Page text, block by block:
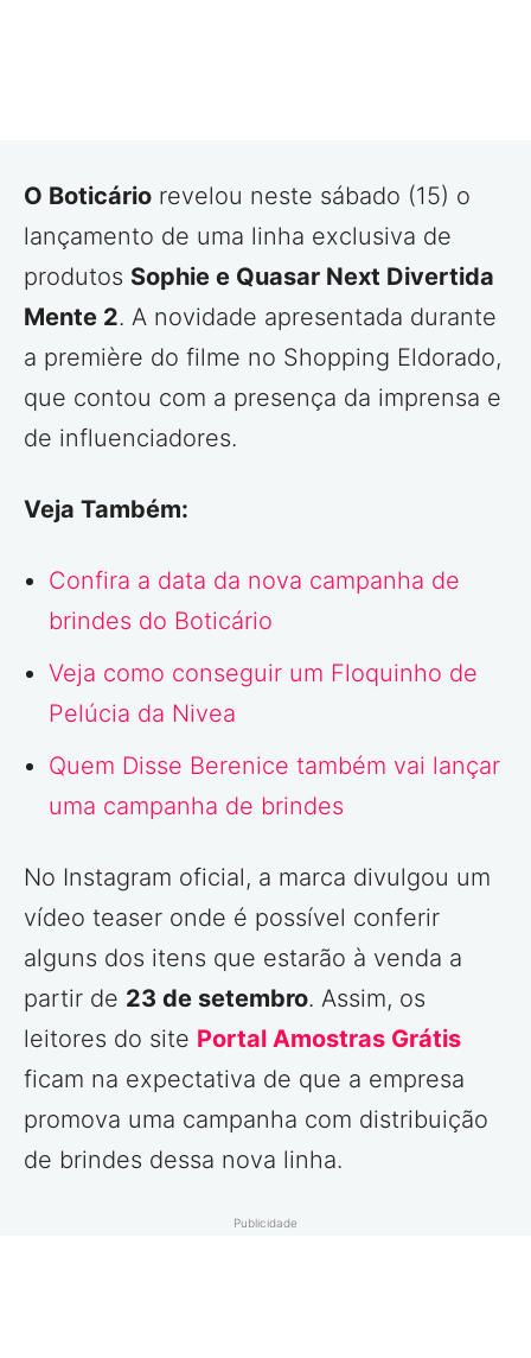
O Boticário revelou neste sábado (15) o
lançamento de uma linha exclusiva de
produtos Sophie e Quasar Next Divertida
Mente 2. A novidade apresentada durante
a première do filme no Shopping Eldorado,
que contou com a presença da imprensa e
de influenciadores.
Veja Também:
Confira a data da nova campanha de
brindes do Boticário
Veja como conseguir um Floquinho de
Pelúcia da Nivea
Quem Disse Berenice também vai lançar
uma campanha de brindes
No Instagram oficial, a marca divulgou um
vídeo teaser onde é possível conferir
alguns dos itens que estarão à venda a
partir de 23 de setembro. Assim, os
leitores do site Portal Amostras Grátis
ficam na expectativa de que a empresa
promova uma campanha com distribuição
de brindes dessa nova linha.
Publicidade